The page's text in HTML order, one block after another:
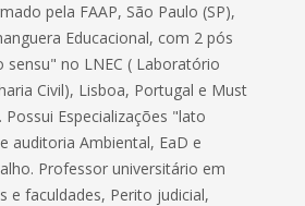
pela FAAP, São Paulo (SP),
Educacional, com 2 pós
sensu" no LNEC ( Laboratório
Civil), Lisboa, Portugal e Must
Possui Especializações "lato
auditoria Ambiental, EaD e
Professor universitário em
e faculdades, Perito judicial,